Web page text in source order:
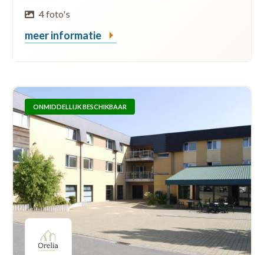
4 foto's
meer informatie
ONMIDDELLIJK BESCHIKBAAR